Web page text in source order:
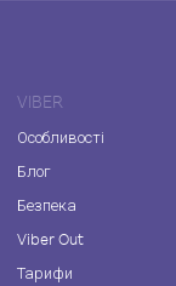
VIBER
Особливості
Блог
Безпека
Viber Out
Тарифи